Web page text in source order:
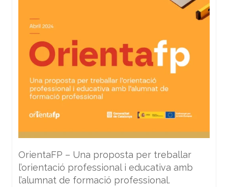
OrientaFP – Una proposta per treballar
l’orientació professional i educativa amb
l’alumnat de formació professional.